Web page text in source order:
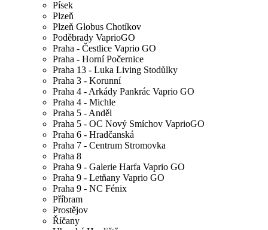
Písek
Plzeň
Plzeň Globus Chotíkov
Poděbrady VaprioGO
Praha - Čestlice Vaprio GO
Praha - Horní Počernice
Praha 13 - Luka Living Stodůlky
Praha 3 - Korunní
Praha 4 - Arkády Pankrác Vaprio GO
Praha 4 - Michle
Praha 5 - Anděl
Praha 5 - OC Nový Smíchov VaprioGO
Praha 6 - Hradčanská
Praha 7 - Centrum Stromovka
Praha 8
Praha 9 - Galerie Harfa Vaprio GO
Praha 9 - Letňany Vaprio GO
Praha 9 - NC Fénix
Příbram
Prostějov
Říčany